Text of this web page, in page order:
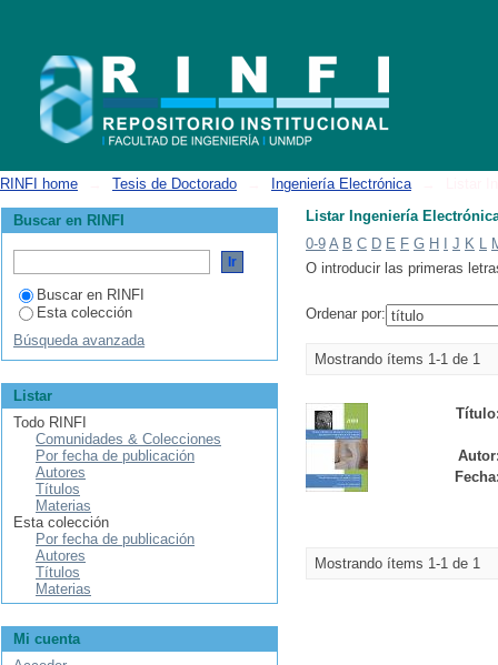
RINFI home Tesis de Doctorado Ingeniería Electrónica
Listar Ingeniería
0-9 A B C D E F G H J K L
O introducir las primeras
Ordenar por:
Mostrando ítems 1-1 de 1
Mostrando ítems 1-1 de 1
Buscar en RINFI
Buscar en RINFI
Esta colección
Búsqueda avanzada
Listar
Todo RINFI
Comunidades & Colecciones
Por fecha de publicación
Autores
Títulos
Materias
Esta colección
Por fecha de publicación
Autores
Títulos
Materias
Mi cuenta